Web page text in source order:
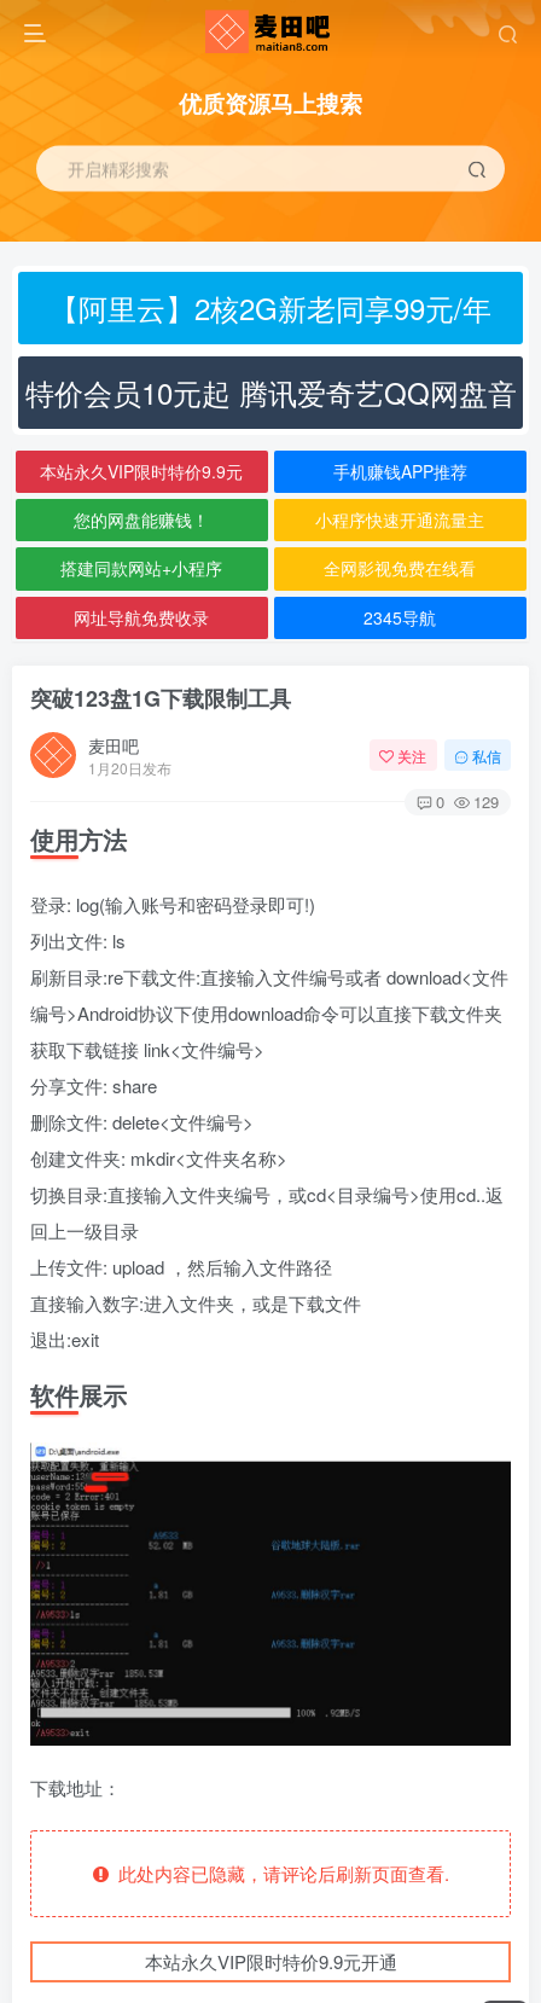
优质资源马上搜索
开启精彩搜索
【阿里云】2核2G新老同享99元/年
特价会员10元起 腾讯爱奇艺QQ网盘音
乐
本站永久VIP限时特价9.9元 手机赚钱APP推荐
您的网盘能赚钱！ 小程序快速开通流量主
搭建同款网站+小程序 全网影视免费在线看
网址导航免费收录 2345导航
突破123盘1G下载限制工具
麦田吧
1月20日发布
关注 私信
0 129
使用方法
登录: log(输入账号和密码登录即可!)
列出文件: ls
刷新目录:re下载文件:直接输入文件编号或者 download<文件
编号>Android协议下使用download命令可以直接下载文件夹
获取下载链接 link<文件编号>
分享文件: share
删除文件: delete<文件编号>
创建文件夹: mkdir<文件夹名称>
切换目录:直接输入文件夹编号，或cd<目录编号>使用cd..返
回上一级目录
上传文件: upload ，然后输入文件路径
直接输入数字:进入文件夹，或是下载文件
退出:exit
软件展示
下载地址：
此处内容已隐藏，请评论后刷新页面查看.
本站永久VIP限时特价9.9元开通